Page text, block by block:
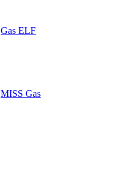
Gas ELF
MISS Gas